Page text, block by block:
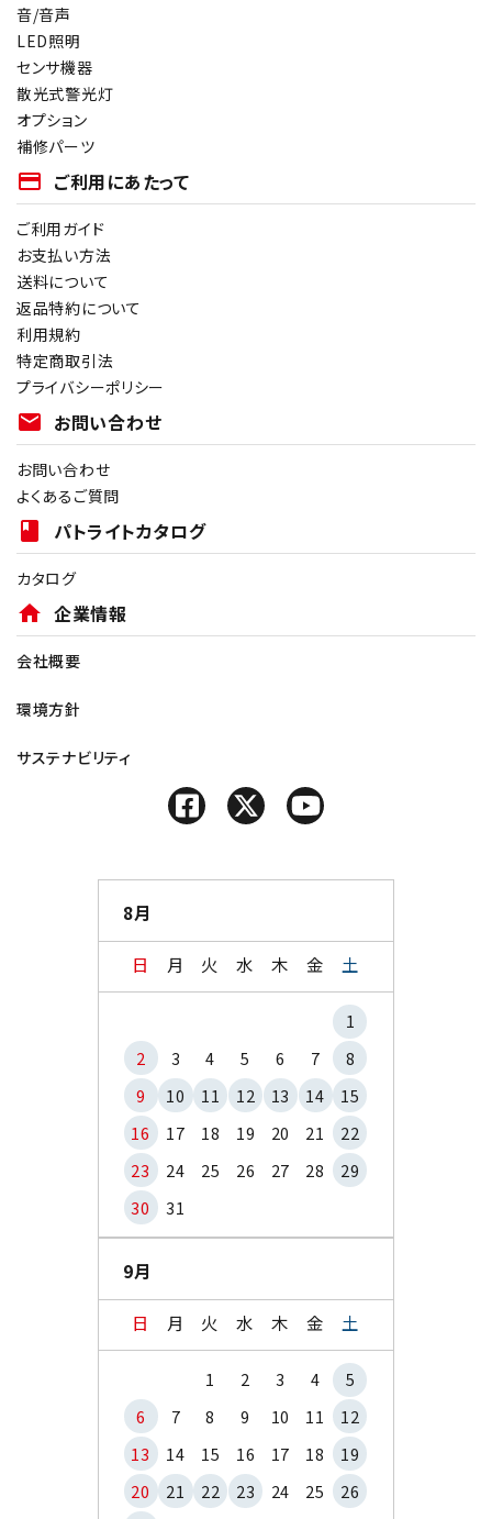
音/音声
LED照明
センサ機器
散光式警光灯
オプション
補修パーツ
payment ご利用にあたって
ご利用ガイド
お支払い方法
送料について
返品特約について
利用規約
特定商取引法
プライバシーポリシー
mail お問い合わせ
お問い合わせ
よくあるご質問
book パトライトカタログ
カタログ
home 企業情報
会社概要
環境方針
サステナビリティ
8月
日 月 火 水 木 金 土
1
2
3 4 5 6 7
8
9
10 11 12 13 14
15
16
17 18 19 20 21
22
23
24 25 26 27 28
29
30
31
9月
日 月 火 水 木 金 土
1 2 3 4
5
6
7 8 9 10 11
12
13
14 15 16 17 18
19
20
21 22 23 24 25
26